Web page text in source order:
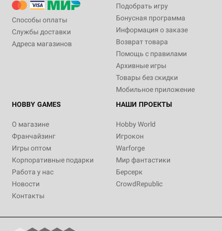
Способы оплаты
Службы доставки
Адреса магазинов
Подобрать игру
Бонусная программа
Информация о заказе
Возврат товара
Помощь с правилами
Архивные игры
Товары без скидки
Мобильное приложение
HOBBY GAMES
О магазине
Франчайзинг
Игры оптом
Корпоративные подарки
Работа у нас
Новости
Контакты
НАШИ ПРОЕКТЫ
Hobby World
Игрокон
Warforge
Мир фантастики
Берсерк
CrowdRepublic